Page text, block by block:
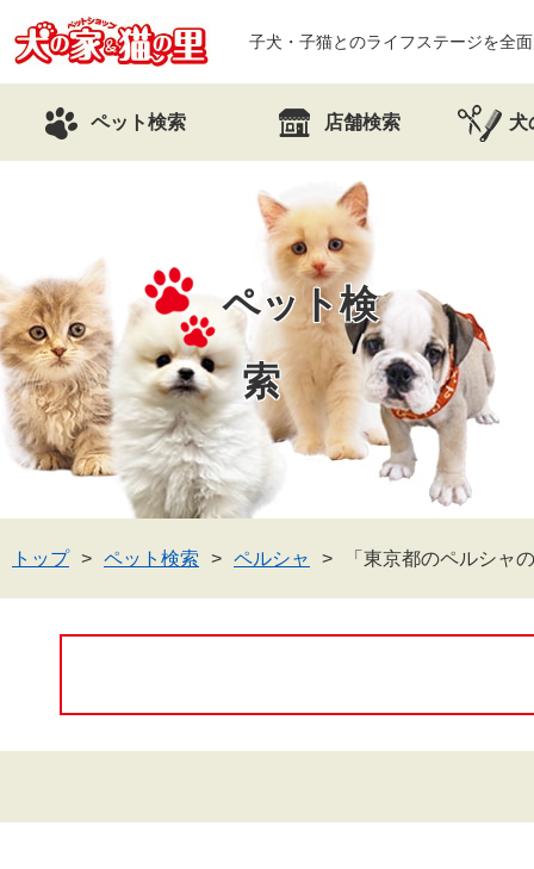
子犬・子猫とのライフステージを全
ペット検索 店舗検索 犬
ペット検
索
トップ ペット検索 ペルシャ 「東京都のペルシャ